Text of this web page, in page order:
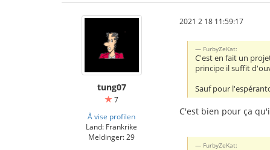
tung07
7
Å vise profilen
Land: Frankrike
Meldinger: 29
2021 2 18 11:59:17
FurbyZeKat:
C'est en fait un
principe il suffit
Sauf pour
C'est bien pour ça
FurbyZeKat: